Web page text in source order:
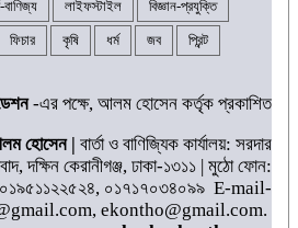
বাণিজ্য লাইফস্টাইল বিজ্ঞান-প্রযুক্তি
ফিচার কৃষি ধর্ম জব প্রিন্ট
-এর পক্ষে, আলম হোসেন কর্তৃক প্রকাশিত
| বার্তা ও বাণিজ্যিক কার্যালয়: সরদার
দক্ষিন কেরানীগঞ্জ, ঢাকা-১৩১১ | মুঠো ফোন:
০১৯৫১১২২৫২৪, ০১৭১৭০৩৪০৯৯ E-mail-
ekontho@gmail.com.